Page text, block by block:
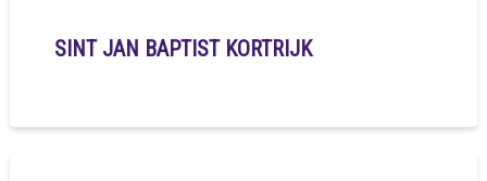
SINT JAN BAPTIST KORTRIJK